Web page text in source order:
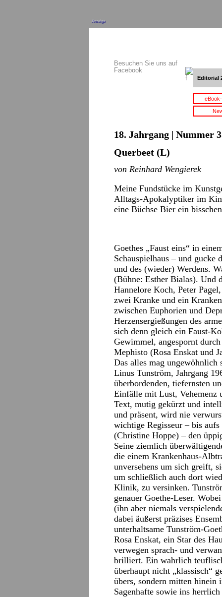
Anzeige
Besuchen Sie uns auf
Facebook
Editorial
18. Jahrgang | Nummer
Querbeet (L)
von Reinhard Wengierek
Meine Fundstücke im
Alltags-Apokalyptiker im
eine Büchse Bier ein
Goethes „Faust eins“ in
Schauspielhaus – und gucke
und des (wieder) Werdens.
(Bühne: Esther Bialas). Und
Hannelore Koch, Peter
zwei Kranke und ein
zwischen Euphorien und
Herzensergießungen des
sich denn gleich ein Faust-
Gewimmel, angespornt
Mephisto (Rosa Enskat und
Das alles mag ungewöhnlich
Linus Tunström, Jahrgang
überbordenden, tiefernsten
Einfälle mit Lust, Vehemenz
Text, mutig gekürzt und
und präsent, wird nie
wichtige Regisseur – bis
(Christine Hoppe) – den
Seine ziemlich
die einem Krankenhaus-
unversehens um sich greift,
um schließlich auch dort
Klinik, zu versinken.
genauer Goethe-Leser.
(ihn aber niemals
dabei äußerst präzises
unterhaltsame Tunström-
Rosa Enskat, ein Star des
verwegen sprach- und
brilliert. Ein wahrlich
überhaupt nicht „klassisch“
übers, sondern mitten hinein
Sagenhafte sowie ins